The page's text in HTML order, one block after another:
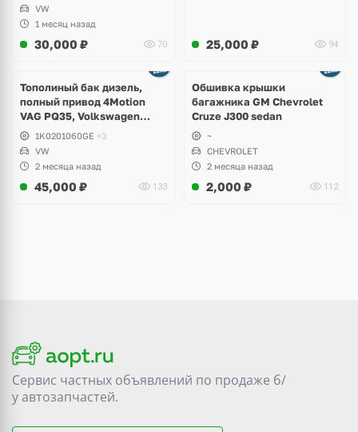
VW
1 месяц назад
30,000 ₽ 70 25,000 ₽ 94
Тополиный бак дизель,
полный привод 4Motion
VAG PQ35, Volkswagen
Scirocco, Golf V, VI, Skoda
Yeti, Octavia A5, Superb,
Audi A3, Seat Altea
1K0201060GE +3
VW
2 месяца назад
45,000 ₽ 133
Обшивка крышки
багажника GM Chevrolet
Cruze J300 sedan
~
CHEVROLET
2 месяца назад
2,000 ₽ 112
Сервис частных объявлений по продаже б/
уавтозапчастей.